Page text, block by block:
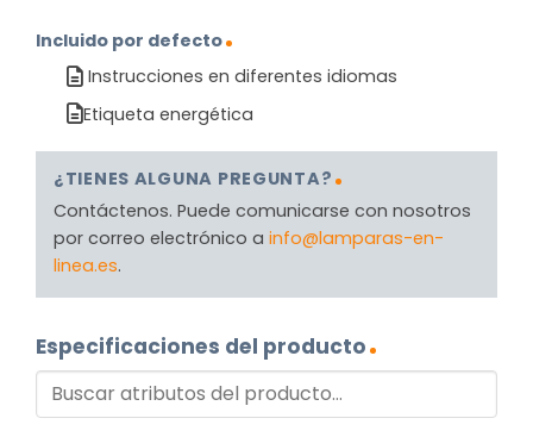
Incluido por defecto
Instrucciones en diferentes idiomas
Etiqueta energética
¿TIENES ALGUNA PREGUNTA?
Contáctenos. Puede comunicarse con nosotros
por correo electrónico a info@lamparas-en-
linea.es.
Especificaciones del producto